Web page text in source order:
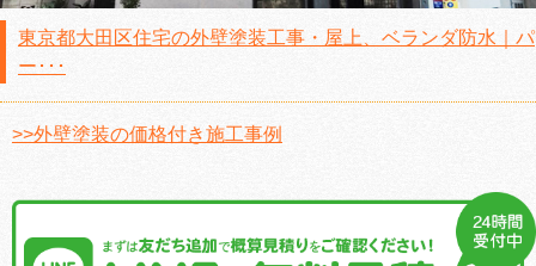
東京都大田区住宅の外壁塗装工事・屋上、ベランダ防水｜パ
ー･･･
>>外壁塗装の価格付き施工事例